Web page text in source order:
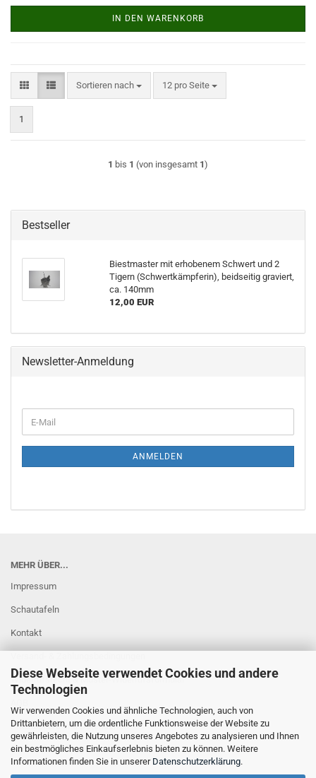
Diese Webseite verwendet Cookies und andere
Technologien
Wir verwenden Cookies und ähnliche Technologien, auch von
Drittanbietern, um die ordentliche Funktionsweise der Website zu
gewährleisten, die Nutzung unseres Angebotes zu analysieren und Ihnen
ein bestmögliches Einkaufserlebnis bieten zu können. Weitere
Informationen finden Sie in unserer Datenschutzerklärung.
IN DEN WARENKORB
Sortieren nach
Sortieren nach 12 pro Seite
pro Seite
1
1 bis 1 (von insgesamt 1)
Bestseller
Biestmaster mit erhobenem Schwert und 2
Tigern (Schwertkämpferin), beidseitig graviert,
ca. 140mm
12,00 EUR
Newsletter-Anmeldung
E-
Mail
ANMELDEN
MEHR ÜBER...
Impressum
Schautafeln
Kontakt
Widerrufsrecht & Muster-Widerrufsformular
Privatsphäre und Datenschutz
Cookie Einstellungen